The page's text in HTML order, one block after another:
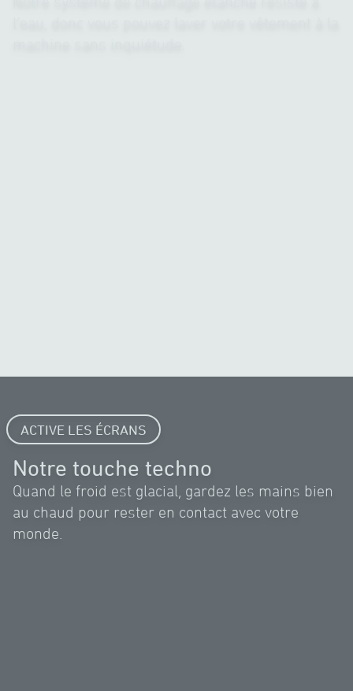
ACTIVE LES ÉCRANS
Notre touche techno
Quand le froid est glacial, gardez les mains bien
au chaud pour rester en contact avec votre
monde.